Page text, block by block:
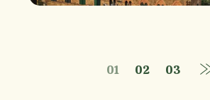
01 02 03